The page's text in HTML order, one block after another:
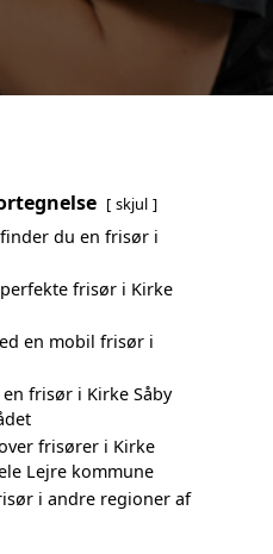
skjul
du en frisør i
frisør i Kirke
en mobil frisør i
frisør i Kirke Såby
frisører i Kirke
Lejre kommune
i andre regioner af